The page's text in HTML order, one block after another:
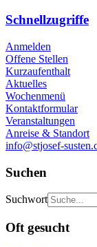
Schnellzugriffe
Anmelden
Offene Stellen
Kurzaufenthalt
Aktuelles
Wochenmenü
Kontaktformular
Veranstaltungen
Anreise & Standort
info@stjosef-
Suchen
Suchwort
Oft gesucht